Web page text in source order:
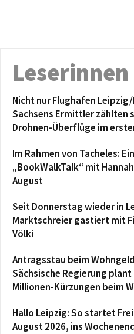
Nicht nur Flughafen
Sachsens Ermittler zählten
Drohnen-Überflüge im
Im Rahmen von Tacheles: Ein
„BookWalkTalk“ mit
August
Seit Donnerstag wieder in
Marktschreier gastiert mit
Völki
Antragsstau beim
Sächsische Regierung
Millionen-Kürzungen beim
Hallo Leipzig: So startet
August 2026, ins